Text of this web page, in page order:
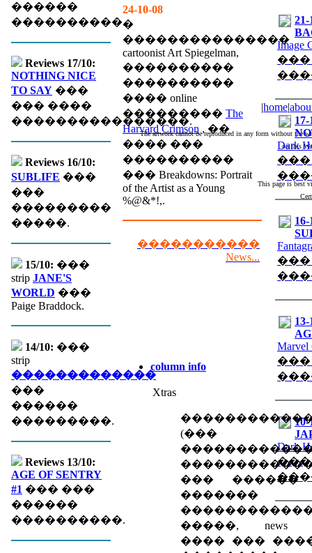
������
����������.
Reviews 17/10:
NOTHING NICE
TO SAY ���
��� ����
����������������.
Reviews 16/10:
SUBLIFE ���
���
���������
�����.
15/10: ���
strip JANE'S
WORLD ���
Paige Braddock.
14/10: ���
strip
�������������
���
������
���������.
Reviews 13/10:
AGE OF SENTRY
#1 ��� ���
������
����������.
24-10-08
�
���������������
cartoonist Art Spiegelman,
����������
����������
���� online
��������� The
Harvard Crimson , ��
���� ���
����������
��� Breakdowns: Portrait
of the Artist as a Young
%@&*!,.
�����������
News...
column info
Xtras
(���
��� ������
�������
�����, news
���� ���
21-
Image
17-
Dark
16-
13-
Marvel
10-
Dark
|home|
The artwork cannot be reproduced in any form without the
on this
This page is best